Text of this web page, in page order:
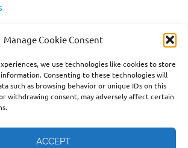
Manage Cookie Consent
we use technologies like cookies to store
Consenting to these technologies will
such as browsing behavior or unique IDs on this
withdrawing consent, may adversely affect certain
ACCEPT